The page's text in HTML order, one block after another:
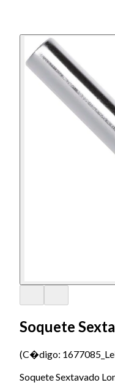
Soquete
(C�digo:
Soquete Sextavado